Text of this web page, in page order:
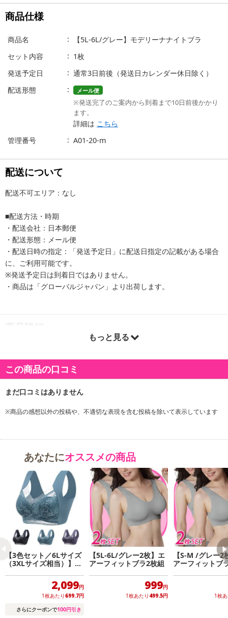
商品仕様
商品名
【5L-6L/グレー】モデリーナナイトブラ
セット内容
1枚
発送予定日
通常3日前後（発送日カレンダー休日除く）
配送形態
メール便
※発送完了のご案内から到着まで10日前後かかり
ます。
詳細は こちら
管理番号
A01-20-m
配送について
配送不可エリア：なし
■配送方法・時期
・配送会社：日本郵便
・配送形態：メール便
・配送日時の指定：「発送予定日」に配送日指定の記載がある場合
に、ご利用可能です。
※発送予定日は到着日ではありません。
・商品は「グローバルジャパン」より出荷します。
商品詳細
もっと見る
この商品の口コミ
※商品の感想以外の投稿や、不適切な表現を含む投稿を除いて表示しています
あなたにオススメの商品
【3色セット／6Lサイズ
（3XLサイズ相当）】快
適ワイヤレスブラ
2,099円
1枚あたり699.7円
さらにクーポンで100円引き
【5L-6L/グレー2枚】エ
アーフィットブラ2枚組
999円
1枚あたり 499.5円
【S-M /グレー2
アーフィットブ
1枚